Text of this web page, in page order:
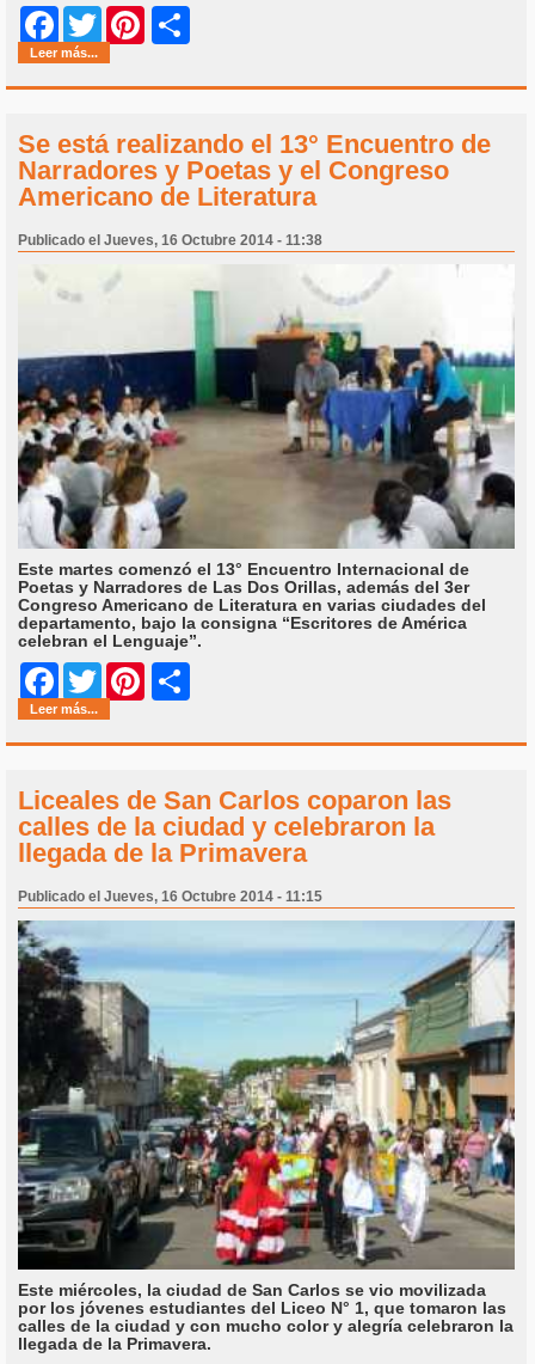
Facebook
Twitter Pinterest
Leer más...
Se está realizando el 13° Encuentro de
Narradores y Poetas y el Congreso
Americano de Literatura
Publicado el Jueves, 16 Octubre 2014 - 11:38
Este martes comenzó el 13° Encuentro Internacional de
Poetas y Narradores de Las Dos Orillas, además del 3er
Congreso Americano de Literatura en varias ciudades del
departamento, bajo la consigna “Escritores de América
celebran el Lenguaje”.
Facebook
Twitter Pinterest
Leer más...
Liceales de San Carlos coparon las
calles de la ciudad y celebraron la
llegada de la Primavera
Publicado el Jueves, 16 Octubre 2014 - 11:15
Este miércoles, la ciudad de San Carlos se vio movilizada
por los jóvenes estudiantes del Liceo N° 1, que tomaron las
calles de la ciudad y con mucho color y alegría celebraron la
llegada de la Primavera.